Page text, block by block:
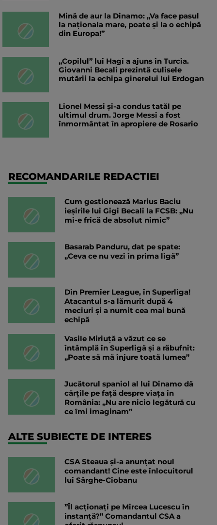
Mină de aur la Dinamo: „Va face pasul
la naționala mare, poate și la o echipă
din Europa!”
„Copilul” lui Hagi a ajuns în Turcia.
Giovanni Becali prezintă culisele
mutării la echipa ginerelui lui Erdogan
Lionel Messi și-a condus tatăl pe
ultimul drum. Jorge Messi a fost
înmormântat în apropiere de Rosario
RECOMANDARILE REDACTIEI
Cum gestionează Marius Baciu
ieșirile lui Gigi Becali la FCSB: „Nu
mi-e frică de absolut nimic”
Basarab Panduru, dat pe spate:
„Ceva ce nu vezi în prima ligă”
Din Premier League, în Superliga!
Atacantul s-a lămurit după 4
meciuri și a numit cea mai bună
echipă
Vasile Miriuță a văzut ce se
întâmplă în Superligă și a răbufnit:
„Poate să mă înjure toată lumea”
Jucătorul spaniol al lui Dinamo dă
cărțile pe față despre viața în
România: „Nu are nicio legătură cu
ce îmi imaginam”
ALTE SUBIECTE DE INTERES
CSA Steaua și-a anunțat noul
comandant! Cine este înlocuitorul
lui Sârghe-Ciobanu
”Îl acționați pe Mircea Lucescu în
instanță?” Comandantul CSA a